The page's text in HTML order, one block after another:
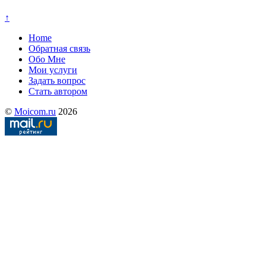
↑
Home
Обратная связь
Обо Мне
Мои услуги
Задать вопрос
Стать автором
© Moicom.ru 2026